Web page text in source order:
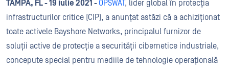
TAMPA, FL - 19 iulie 2021 - OPSWAT, lider global în protecția
infrastructurilor critice (CIP), a anunțat astăzi că a achiziționat
toate activele Bayshore Networks, principalul furnizor de
soluții active de protecție a securității cibernetice industriale,
concepute special pentru mediile de tehnologie operațională